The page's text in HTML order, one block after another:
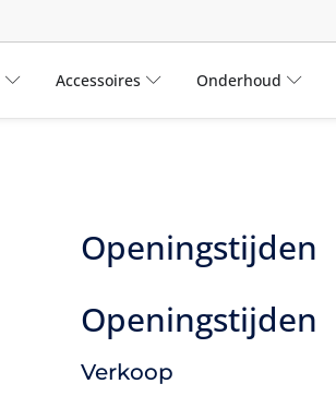
Accessoires Onderhoud
Openingstijden
Openingstijden
Verkoop